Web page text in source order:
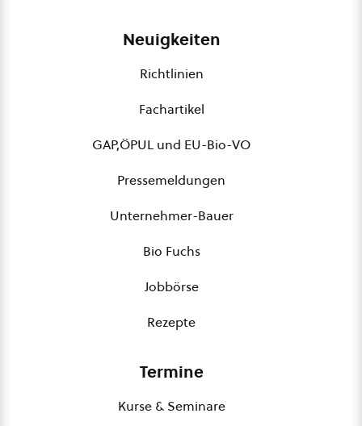
Neuigkeiten
Richtlinien
Fachartikel
GAP,ÖPUL und EU-Bio-VO
Pressemeldungen
Unternehmer-Bauer
Bio Fuchs
Jobbörse
Rezepte
Termine
Kurse & Seminare